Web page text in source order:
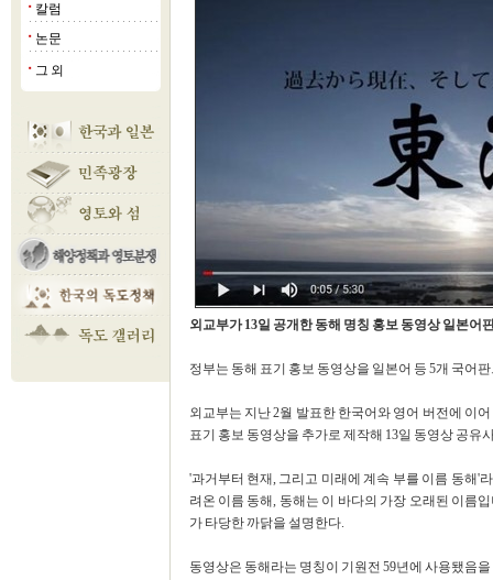
■ 칼럼
■ 논문
■ 그 외
외교부가 13일 공개한 동해 명칭 홍보 동영상 일본어
정부는 동해 표기 홍보 동영상을 일본어 등 5개 국어
외교부는 지난 2월 발표한 한국어와 영어 버전에 이
표기 홍보 동영상을 추가로 제작해 13일 동영상 공유
'과거부터 현재, 그리고 미래에 계속 부를 이름 동해'
려온 이름 동해, 동해는 이 바다의 가장 오래된 이름
가 타당한 까닭을 설명한다.
동영상은 동해라는 명칭이 기원전 59년에 사용됐음